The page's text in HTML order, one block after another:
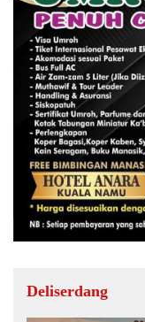
Deliserdang